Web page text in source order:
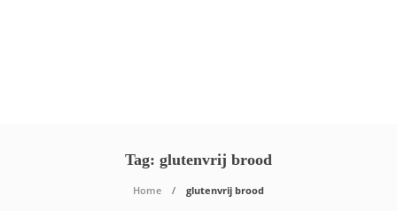
Tag: glutenvrij brood
Home glutenvrij brood